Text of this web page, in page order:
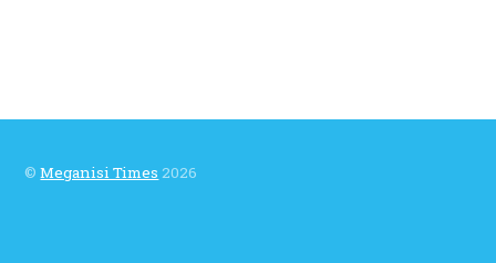
©Meganisi Times 2026